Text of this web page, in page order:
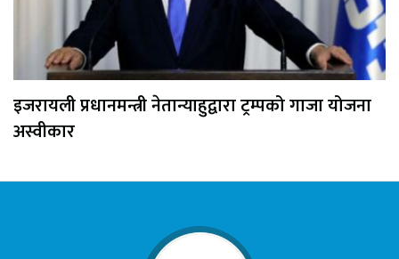
इजरायली प्रधानमन्त्री नेतान्याहुद्वारा ट्रम्पको गाजा योजना
अस्वीकार